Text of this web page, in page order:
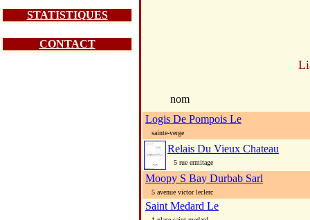
STATISTIQUES
CONTACT
nom
Logis De Pompois Le
sainte-verge
Relais Du Vieux Chateau
5 rue ermitage
Moopy S Bay Durbab Sarl
5 avenue victor leclerc
Saint Medard Le